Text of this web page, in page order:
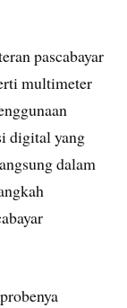
pascabayar
multimeter
digital yang
dalam